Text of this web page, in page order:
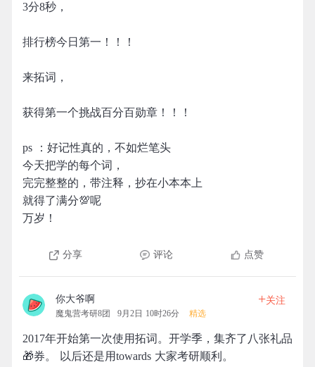
3分8秒，
排行榜今日第一！！！
来拓词，
获得第一个挑战百分百勋章！！！
ps ：好记性真的，不如烂笔头
今天把学的每个词，
完完整整的，带注释，抄在小本本上
就得了满分💯呢
万岁！
分享 评论 点赞
你大爷啊
魔鬼营考研8团 9月2日 10时26分 精选
+关注
2017年开始第一次使用拓词。开学季，集齐了八张礼品
🎁券。 以后还是用towards 大家考研顺利。